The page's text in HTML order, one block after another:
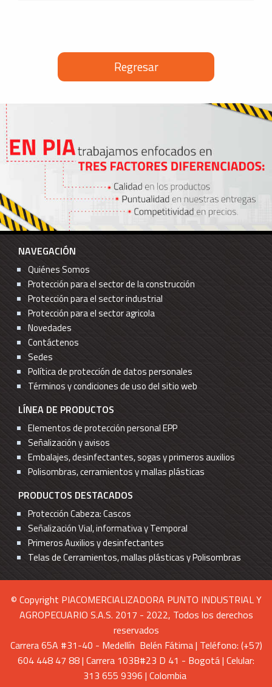
Regresar
NAVEGACIÓN
Quiénes Somos
Protección para el sector de la construcción
Protección para el sector industrial
Protección para el sector agricola
Novedades
Contáctenos
Sedes
Política de protección de datos personales
Términos y condiciones de uso del sitio web
LÍNEA DE PRODUCTOS
Elementos de protección personal EPP
Señalización y avisos
Embalajes, desinfectantes, sogas y primeros auxilios
Polisombras, cerramientos y mallas plásticas
PRODUCTOS DESTACADOS
Protección Cabeza: Cascos
Señalización Vial, informativa y Temporal
Primeros Auxilios y desinfectantes
Telas de Cerramientos, mallas plásticas y Polisombras
© Copyright PIACOMERCIALIZADORA PUNTO INDUSTRIAL Y
AGROPECUARIO S.A.S. 2017 - 2022, Todos los derechos
reservados
Carrera 65A #31-40 - Medellín Belén Fátima | Teléfono: (+57)
604 448 47 88 | Carrera 103B#23 D 41 - Bogotá | Celular:
313 655 9396 | Colombia